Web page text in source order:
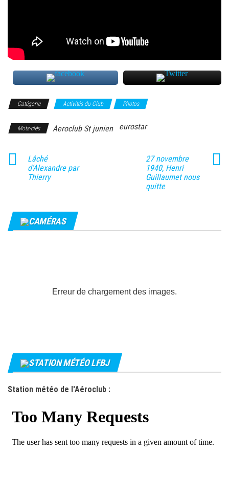
Catégorie Activités du Club Photos
Mots-clés Aeroclub St junien eurostar
Lâché
d’Alexandre par
Thierry
27 novembre
1940, Henri
Guillaumet nous
quitte
CAMÉRAS
Erreur de chargement des images.
STATION MÉTÉO LFBJ
Station météo de l'Aéroclub :